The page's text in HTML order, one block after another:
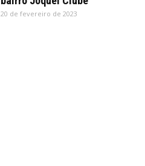
20 de fevereiro de 2023